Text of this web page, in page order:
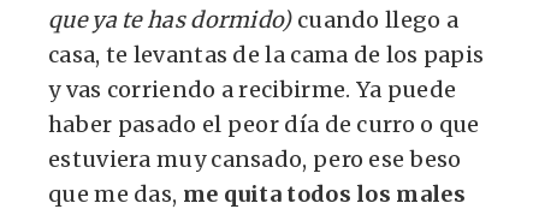
que ya te has dormido)cuando llego a
casa, te levantas de la cama de los papis
y vas corriendo a recibirme. Ya puede
haber pasado el peor día de curro o que
estuviera muy cansado, pero ese beso
que me das, me quita todos los males